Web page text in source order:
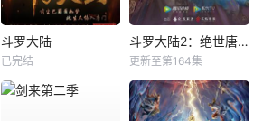
斗罗大陆
已完结
斗罗大陆2：绝世唐门
更新至第164集